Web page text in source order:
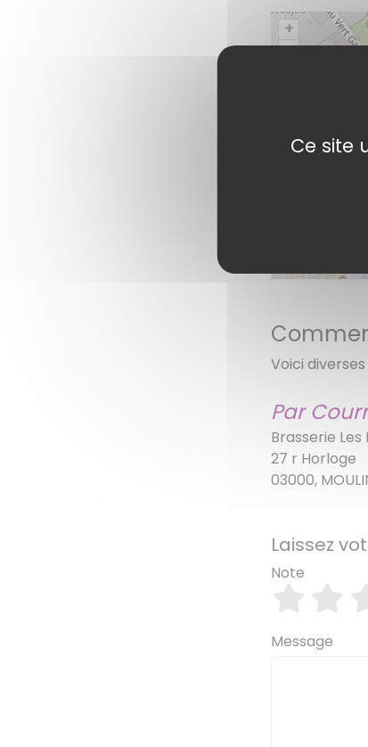
Ce site
+
–
Voici
Par
Brasserie Les
27 r Horloge
03000,
Laissez
Note
Message